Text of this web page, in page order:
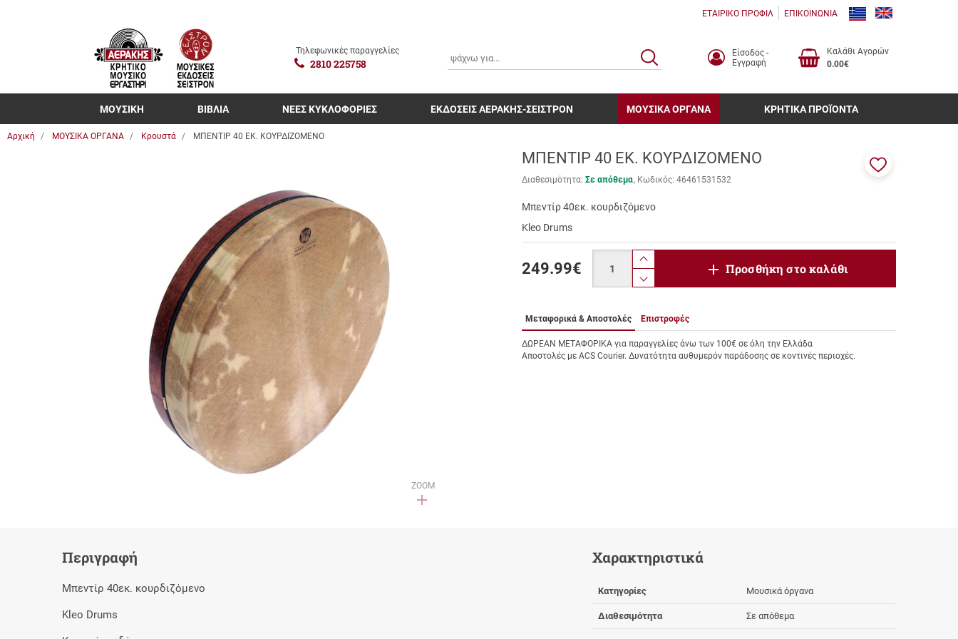
ΕΤΑΙΡΙΚΟ ΠΡΟΦΙΛ ΕΠΙΚΟΙΝΩΝΙΑ
Τηλεφωνικές παραγγελίες
2810 225758
ΑΝΑΖΗΤΗΣΗ
Είσοδος -
Εγγραφή
Καλάθι Αγορών
0.00€
ΜΟΥΣΙΚΗ ΒΙΒΛΙΑ ΝΕΕΣ ΚΥΚΛΟΦΟΡΙΕΣ ΕΚΔΟΣΕΙΣ ΑΕΡΑΚΗΣ-ΣΕΙΣΤΡΟΝ ΜΟΥΣΙΚΑ ΟΡΓΑΝΑ ΚΡΗΤΙΚΑ ΠΡΟΪΟΝΤΑ
Αρχική ΜΟΥΣΙΚΑ ΟΡΓΑΝΑ Κρουστά ΜΠΕΝΤΙΡ 40 ΕΚ. ΚΟΥΡΔΙΖΟΜΕΝΟ
ZOOM
ΜΠΕΝΤΙΡ 40 ΕΚ. ΚΟΥΡΔΙΖΟΜΕΝΟ
Διαθεσιμότητα: Σε απόθεμα Κωδικός: 46461531532
Μπεντίρ 40εκ. κουρδιζόμενο
Kleo Drums
249.99€
product.increase.quantity
product.decrease.quantity
Προσθήκη στο καλάθι
Μεταφορικά & Αποστολές Επιστροφές
ΔΩΡΕΑΝ ΜΕΤΑΦΟΡΙΚΑ για παραγγελίες άνω των 100€ σε όλη την Ελλάδα
Αποστολές με ACS Courier. Δυνατότητα αυθυμερόν παράδοσης σε κοντινές περιοχές.
Περιγραφή
Μπεντίρ 40εκ. κουρδιζόμενο
Kleo Drums
Χαρακτηριστικά
Κατηγορίες Μουσικά όργανα
Διαθεσιμότητα Σε απόθεμα